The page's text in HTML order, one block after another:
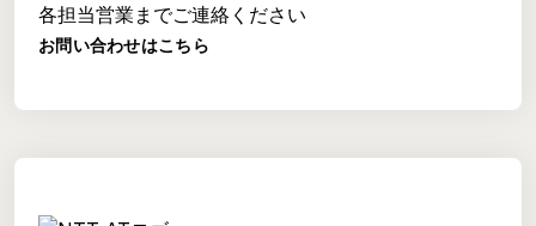
各担当営業までご連絡ください
お問い合わせはこちら